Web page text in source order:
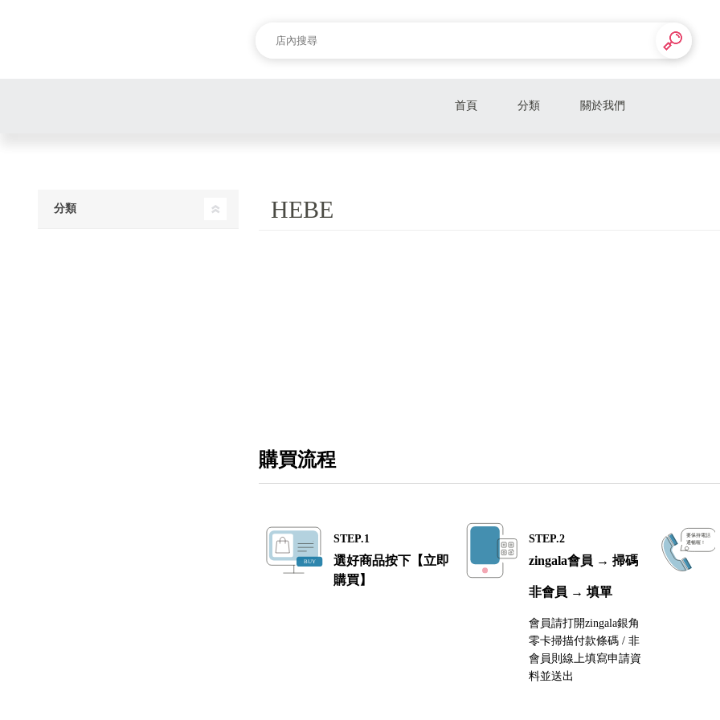
首頁 分類 關於我們
HEBE
購買流程
STEP.1
選好商品按下【立即
購買】
STEP.2
zingala會員 → 掃碼
非會員 → 填單
會員請打開zingala銀角
零卡掃描付款條碼 / 非
會員則線上填寫申請資
料並送出
分類